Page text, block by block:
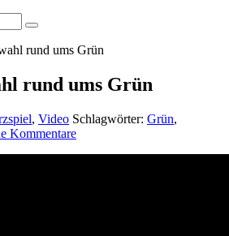
rund ums Grün
rund ums Grün
, Video Schlagwörter: Grün,
Kommentare